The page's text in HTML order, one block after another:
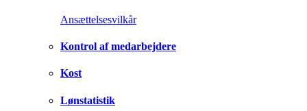
Ansættelsesvilkår
Kontrol af medarbejdere
Kost
Lønstatistik